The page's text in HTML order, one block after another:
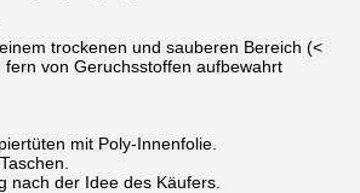
trockenen und sauberen Bereich (<
fern von Geruchsstoffen aufbewahrt
mit Poly-Innenfolie.
nach der Idee des Käufers.